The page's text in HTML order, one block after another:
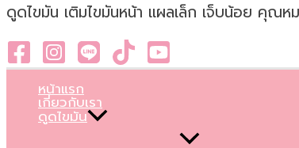
ดูดไขมัน เติมไขมันหน้า แผลเล็ก เจ็บน้อย คุณห
หน้าแรก
เกี่ยวกับเรา
ดูดไขมัน